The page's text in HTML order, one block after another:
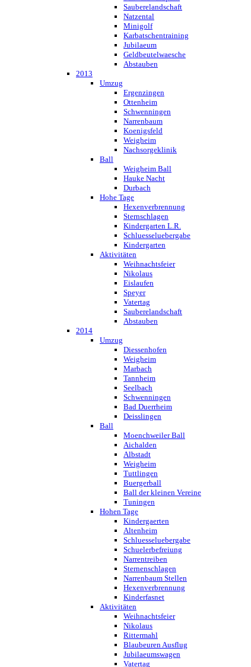
Sauberelandschaft
Natzental
Minigolf
Karbatschentraining
Jubilaeum
Geldbeutelwaesche
Abstauben
2013
Umzug
Ergenzingen
Ottenheim
Schwenningen
Narrenbaum
Koenigsfeld
Weigheim
Nachsorgeklinik
Ball
Weigheim Ball
Hauke Nacht
Durbach
Hohe Tage
Hexenverbrennung
Sternschlagen
Kindergarten L.R.
Schluesseluebergabe
Kindergarten
Aktivitäten
Weihnachtsfeier
Nikolaus
Eislaufen
Speyer
Vatertag
Sauberelandschaft
Abstauben
2014
Umzug
Diessenhofen
Weigheim
Marbach
Tannheim
Seelbach
Schwenningen
Bad Duerrheim
Deisslingen
Ball
Moenchweiler Ball
Aichalden
Albstadt
Weigheim
Tuttlingen
Buergerball
Ball der kleinen Vereine
Tuningen
Hohen Tage
Kindergaerten
Altenheim
Schluesseluebergabe
Schuelerbefreiung
Narrentreiben
Sternenschlagen
Narrenbaum Stellen
Hexenverbrennung
Kinderfasnet
Aktivitäten
Weihnachtsfeier
Nikolaus
Rittermahl
Blaubeuren Ausflug
Jubilaeumswagen
Vatertag